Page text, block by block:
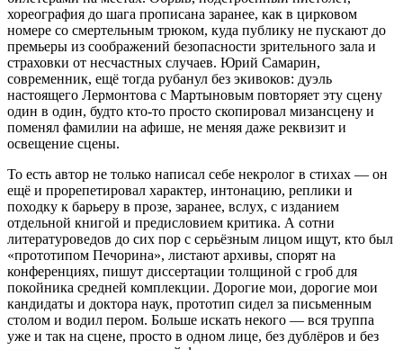
хореография до шага прописана заранее, как в цирковом
номере со смертельным трюком, куда публику не пускают до
премьеры из соображений безопасности зрительного зала и
страховки от несчастных случаев. Юрий Самарин,
современник, ещё тогда рубанул без экивоков: дуэль
настоящего Лермонтова с Мартыновым повторяет эту сцену
один в один, будто кто-то просто скопировал мизансцену и
поменял фамилии на афише, не меняя даже реквизит и
освещение сцены.
То есть автор не только написал себе некролог в стихах — он
ещё и прорепетировал характер, интонацию, реплики и
походку к барьеру в прозе, заранее, вслух, с изданием
отдельной книгой и предисловием критика. А сотни
литературоведов до сих пор с серьёзным лицом ищут, кто был
«прототипом Печорина», листают архивы, спорят на
конференциях, пишут диссертации толщиной с гроб для
покойника средней комплекции. Дорогие мои, дорогие мои
кандидаты и доктора наук, прототип сидел за письменным
столом и водил пером. Больше искать некого — вся труппа
уже и так на сцене, просто в одном лице, без дублёров и без